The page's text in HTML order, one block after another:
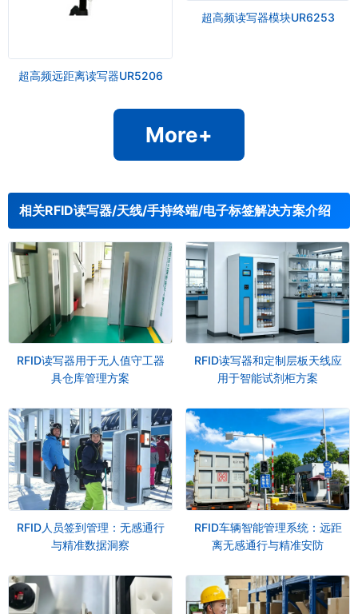
超高频远距离读写器UR5206
超高频读写器模块UR6253
More+
相关RFID读写器/天线/手持终端/电子标签解决方案介绍
RFID读写器用于无人值守工器
具仓库管理方案
RFID读写器和定制层板天线应
用于智能试剂柜方案
RFID人员签到管理：无感通行
与精准数据洞察
RFID车辆智能管理系统：远距
离无感通行与精准安防